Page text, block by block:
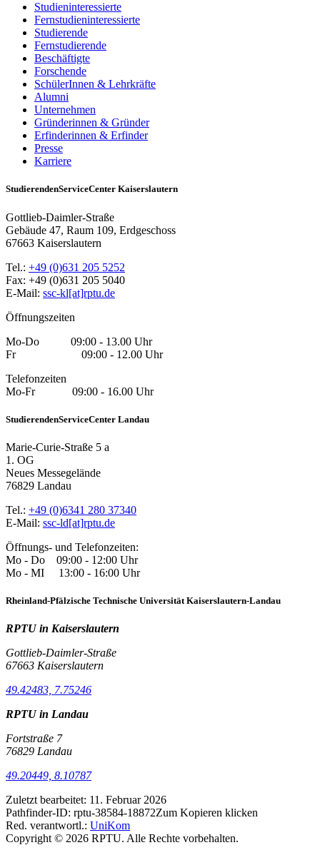
Studieninteressierte
Fernstudieninteressierte
Studierende
Fernstudierende
Beschäftigte
Forschende
SchülerInnen & Lehrkräfte
Alumni
Unternehmen
Gründerinnen & Gründer
Erfinderinnen & Erfinder
Presse
Karriere
StudierendenServiceCenter Kaiserslautern
Gottlieb-Daimler-Straße
Gebäude 47, Raum 109, Erdgeschoss
67663 Kaiserslautern
Tel.: +49 (0)631 205 5252
Fax: +49 (0)631 205 5040
E-Mail: ssc-kl[at]rptu.de
Öffnungszeiten
Mo-Do 09:00 - 13.00 Uhr
Fr 09:00 - 12.00 Uhr
Telefonzeiten
Mo-Fr 09:00 - 16.00 Uhr
StudierendenServiceCenter Landau
Marie-Curie-Straße 5 a
1. OG
Neues Messegelände
76829 Landau
Tel.: +49 (0)6341 280 37340
E-Mail: ssc-ld[at]rptu.de
Öffnungs- und Telefonzeiten:
Mo - Do 09:00 - 12:00 Uhr
Mo - MI 13:00 - 16:00 Uhr
Rheinland-Pfälzische Technische Universität Kaiserslautern-Landau
RPTU in Kaiserslautern
Gottlieb-Daimler-Straße
67663 Kaiserslautern
49.42483, 7.75246
RPTU in Landau
Fortstraße 7
76829 Landau
49.20449, 8.10787
Zuletzt bearbeitet: 11. Februar 2026
Pathfinder-ID: rptu-38584-18872Zum Kopieren klicken
Red. verantwortl.: UniKom
Copyright © 2026 RPTU. Alle Rechte vorbehalten.